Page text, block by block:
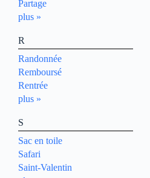
Partage
plus »
R
Randonnée
Remboursé
Rentrée
plus »
S
Sac en toile
Safari
Saint-Valentin